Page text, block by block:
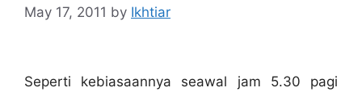
May 17, 2011 by Ikhtiar
Seperti kebiasaannya seawal jam 5.30 pagi